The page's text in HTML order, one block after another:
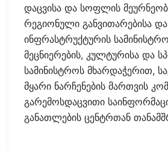
დაცვისა და სოფლის
რეგიონული განვითარებისა და
ინფრასტრუქტურის
მეცნიერების, კულტურისა და
სამინისტროს მხარდაჭერით,
მყარი ნარჩენების მართვის
გარემოსდაცვითი
განათლების ცენტრთან